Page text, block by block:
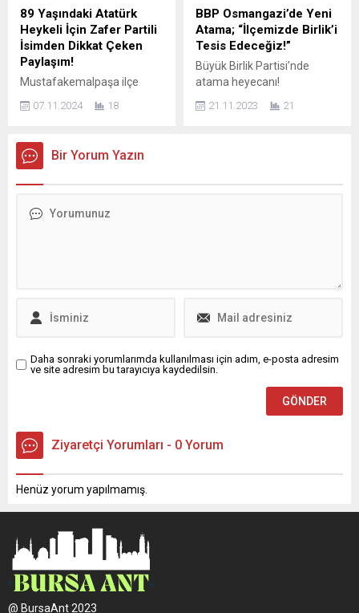
kapsayan saha programına
ilişkin açıklamalarda
bulundu. Öztürk, ekonomik
krizin, toplumsal çöküşün ve
kültürel gerilemenin
sıradanlaştırılmasına sert
tepki...
iddialarını eleştiren, devlete
bağlılığını vurgulayan
ifadeleriyle kamuoyunda
geniş destek gören Şener
hakkında soruşturma
açılması, “Bu...
89 Yaşındaki Atatürk
Heykeli İçin Zafer Partili
İsimden Dikkat Çeken
Paylaşım!
Mustafakemalpaşa ilçe
merkezinde, Cumhuriyet
(Cumhurluk) Meydanındadır.
girişimiyle dönemin Belediye
Başkanı olan İbrahim UMAY
yaptırılmıştır.1935 yılında
anıtta, Atatürk, Mareşal
görülmektedir. Arkasında
pelerini ile ayakta...
07.11.2024 18
BBP Osmangazi’de Yeni
Atama; “İlçemizde Birlik’i
Tesis Edeceğiz!”
Büyük Birlik Partisi’nde
atama heyecanı!
Meslektaşımız Mahmut
Yayla, Osmangazi’ye ilçe
Gençlik Kolları Başkanı Hacer
21.11.2023 21
Bir Yorum Yazın
Daha sonraki yorumlarımda kullanılması için adım, e-posta adresim
ve site adresim bu tarayıcıya kaydedilsin.
Ziyaretçi Yorumları - 0 Yorum
Henüz yorum yapılmamış.
@ BursaAnt 2023